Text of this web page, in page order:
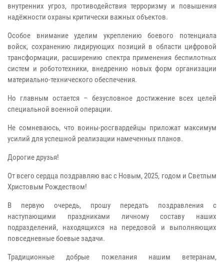
внутренних угроз, противодействия терроризму и повышения
надёжности охраны критически важных объектов.
Особое внимание уделим укреплению боевого потенциала
войск, сохранению лидирующих позиций в области цифровой
трансформации, расширению спектра применения беспилотных
систем и робототехники, внедрению новых форм организации
материально-технического обеспечения.
Но главным остается – безусловное достижение всех целей
специальной военной операции.
Не сомневаюсь, что воины-росгвардейцы приложат максимум
усилий для успешной реализации намеченных планов.
Дорогие друзья!
От всего сердца поздравляю вас с Новым, 2025, годом и Светлым
Христовым Рождеством!
В первую очередь, прошу передать поздравления с
наступающими праздниками личному составу наших
подразделений, находящихся на передовой и выполняющих
повседневные боевые задачи.
Традиционные добрые пожелания нашим ветеранам,